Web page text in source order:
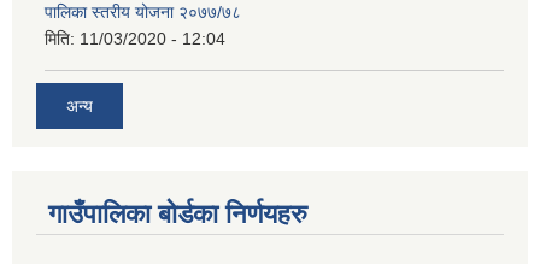
पालिका स्तरीय योजना २०७७/७८
मिति: 11/03/2020 - 12:04
अन्य
गाउँपालिका बोर्डका निर्णयहरु